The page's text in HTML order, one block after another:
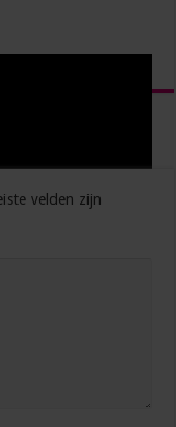
velden zijn